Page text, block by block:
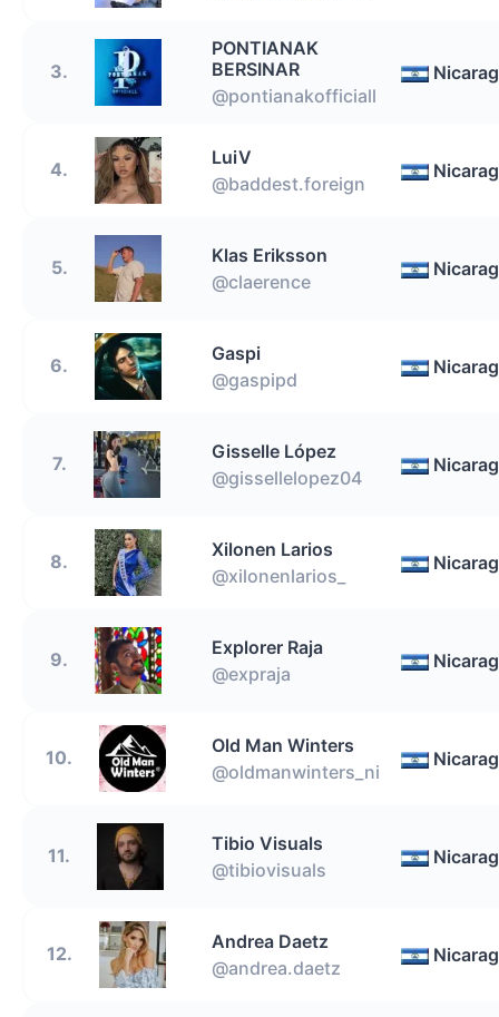
3.
PONTIANAK
BERSINAR
@pontianakofficiall
4.
LuiV
@baddest.foreign
5.
Klas Eriksson
@claerence
6.
Gaspi
@gaspipd
7.
Gisselle López
@gissellelopez04
8.
Xilonen Larios
@xilonenlarios_
9.
Explorer Raja
@expraja
10.
Old Man Winters
@oldmanwinters_ni
11.
Tibio Visuals
@tibiovisuals
12.
Andrea Daetz
@andrea.daetz